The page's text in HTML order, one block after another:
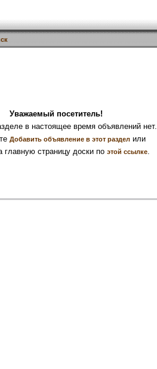
Уважаемый посетитель!
в настоящее время объявлений нет.
Добавить объявление в этот разделили
главную страницу доски по этой ссылке.